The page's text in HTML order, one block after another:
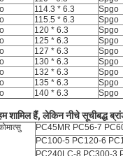
114.3 * 6.3 Spgo
115.5 * 6.3 Spgo
120 * 6.3 Spgo
125 * 6.3 Spgo
127 * 6.3 Spgo
130 * 6.3 Spgo
132 * 6.3 Spgo
135 * 6.3 Spgo
140 * 6.3 Spgo
शामिल हैं, लेकिन नीचे सूचीबद्ध
PC45MR PC56-7
PC100-5 PC120-6
PC240LC-8 PC300-3